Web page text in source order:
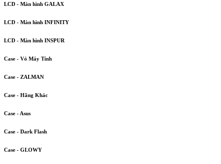
LCD - Màn hình GALAX
LCD - Màn hình INFINITY
LCD - Màn hình INSPUR
Case - Vỏ Máy Tính
Case - ZALMAN
Case - Hãng Khác
Case - Asus
Case - Dark Flash
Case - GLOWY